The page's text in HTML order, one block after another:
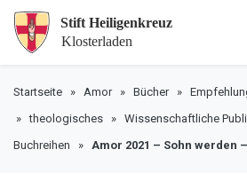
Startseite » Amor» Bücher»
»theologisches » Wissenschaftliche
Buchreihen » Amor 2021 – Sohn werden